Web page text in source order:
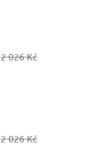
2 026 Kč
2 026 Kč